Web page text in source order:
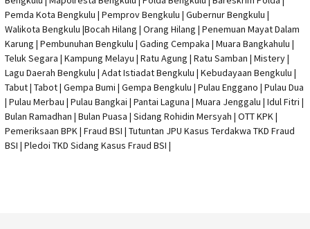
Pemda Kota Bengkulu | Pemprov Bengkulu | Gubernur Bengkulu |
Walikota Bengkulu |Bocah Hilang | Orang Hilang | Penemuan Mayat Dalam
Karung | Pembunuhan Bengkulu | Gading Cempaka | Muara Bangkahulu |
Teluk Segara | Kampung Melayu | Ratu Agung | Ratu Samban | Mistery |
Lagu Daerah Bengkulu | Adat Istiadat Bengkulu | Kebudayaan Bengkulu |
Tabut | Tabot | Gempa Bumi | Gempa Bengkulu | Pulau Enggano | Pulau Dua
| Pulau Merbau | Pulau Bangkai | Pantai Laguna | Muara Jenggalu | Idul Fitri |
Bulan Ramadhan | Bulan Puasa | Sidang Rohidin Mersyah | OTT KPK|
Pemeriksaan BPK | Fraud BSI | Tutuntan JPU Kasus Terdakwa TKD Fraud
BSI | Pledoi TKD Sidang Kasus Fraud BSI |